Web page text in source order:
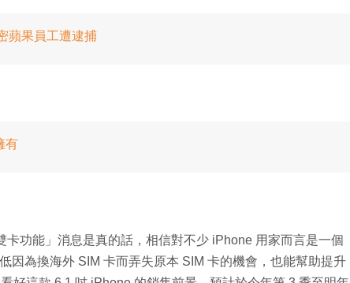
蘋果員工遭逮捕
有
功能」消息是真的話，相信對不少 iPhone 用家而言是一個
因為換海外 SIM 卡而弄失原本 SIM 卡的機會，也能幫助提升